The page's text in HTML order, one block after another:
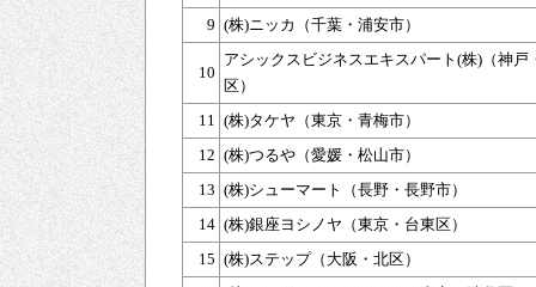
9 (株)ニッカ（千葉・浦安市）
10
アシックスビジネスエキスパート(株)（神戸
区）
11
(株)タケヤ（東京・青梅市）
12 (株)つるや（愛媛・松山市）
13 (株)シューマート（長野・長野市）
14 (株)銀座ヨシノヤ（東京・台東区）
15 (株)ステップ（大阪・北区）